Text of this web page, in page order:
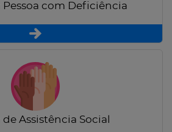
Pessoa com Deficiência
Assistência Social